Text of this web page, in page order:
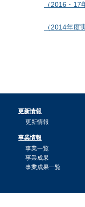
（2016・
（2014年度
更新情報
更新情報
事業情報
事業一覧
事業成果
事業成果一覧